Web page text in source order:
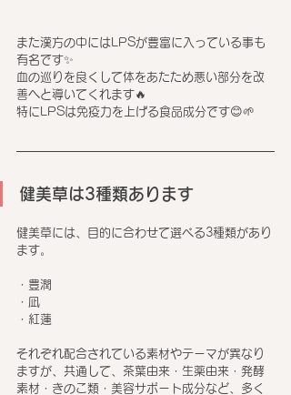
また漢方の中にはLPSが豊富に入っている事も
有名です✨
血の巡りを良くして体をあたため悪い部分を改
善へと導いてくれます🔥
特にLPSは免疫力を上げる食品成分です😊🌱
健美草は3種類あります
健美草には、目的に合わせて選べる3種類があり
ます。
・豊潤
・凪
・紅蓮
それぞれ配合されている素材やテーマが異なり
ますが、共通して、茶葉由来・生薬由来・発酵
素材・きのこ類・美容サポート成分など、多く